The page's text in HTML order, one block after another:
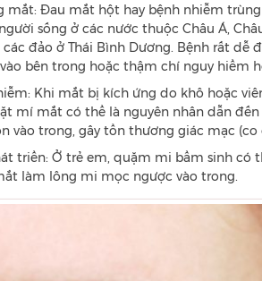
mắt: Đau mắt hột hay bệnh nhiễm
sống ở các nước thuộc Châu Á,
đảo ở Thái Bình Dương. Bệnh rất dễ
bên trong hoặc thậm chí nguy hiểm
Khi mắt bị kích ứng do khô hoặc
mí mắt có thể là nguyên nhân dẫn
vào trong, gây tổn thương giác mạc (co
triển: Ở trẻ em, quặm mi bẩm sinh có
làm lông mi mọc ngược vào trong.